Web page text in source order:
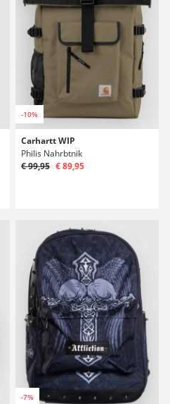
-10%
Carhartt WIP
Philis Nahrbtnik
€ 99,95 € 89,95
-7%